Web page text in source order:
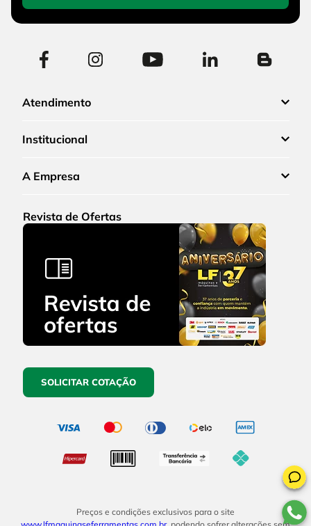
Atendimento
Institucional
A Empresa
Revista de Ofertas
SOLICITAR COTAÇÃO
Preços e condições exclusivos para o site